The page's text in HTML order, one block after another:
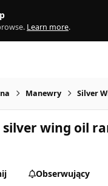
Learn more.
Manewry Silver
wing oil
Obserwujący